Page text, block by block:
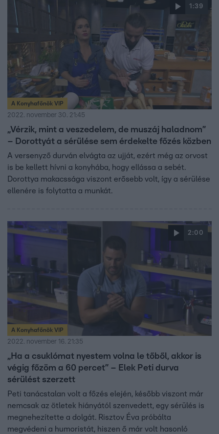
1:39
A Konyhafőnök VIP
2022. november 30. 21:45
„Vérzik, mint a veszedelem, de muszáj haladnom”
– Dorottyát a sérülése sem érdekelte főzés közben
A versenyző durván elvágta az ujját, ezért még az orvost
is be kellett hívni a konyhába, hogy ellássa a sebét.
Dorottya makacssága viszont erősebb volt, így a sérülése
ellenére is folytatta a munkát.
2:00
A Konyhafőnök VIP
2022. november 16. 21:35
„Ha a csuklómat nyestem volna le tőből, akkor is
végig főzöm a 60 percet” – Elek Peti durva
sérülést szerzett
Peti tanácstalan volt a főzés elején, később viszont már
nemcsak az ötletek hiányától szenvedett, egy sérülés is
megnehezítette a dolgát. Risztov Éva próbálta
megvédeni a humoristát, hiszen ő már volt hasonló